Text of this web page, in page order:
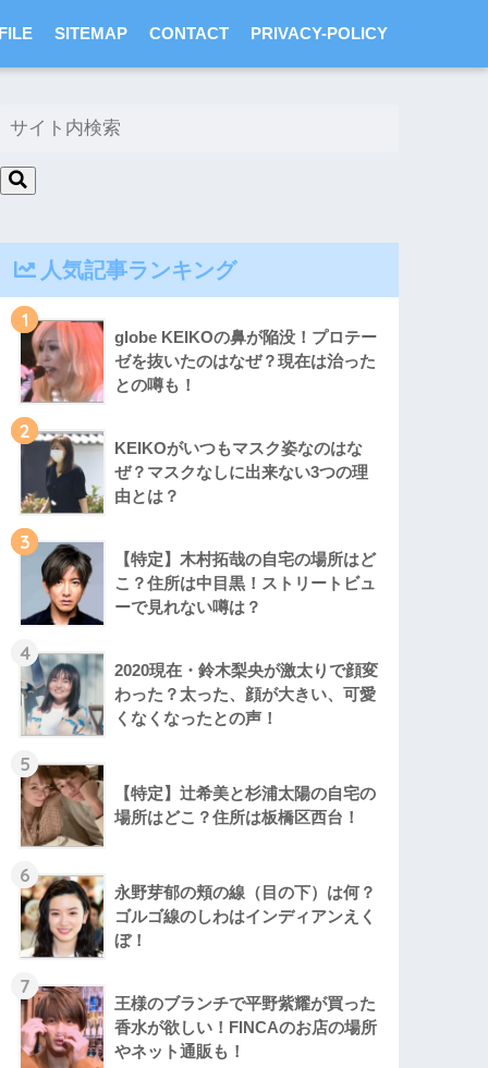
SITEMAP CONTACT PRIVACY-POLICY
人気記事ランキング
1
globe KEIKOの鼻が陥没！プロテー
ゼを抜いたのはなぜ？現在は治った
との噂も！
2
KEIKOがいつもマスク姿なのはな
ぜ？マスクなしに出来ない3つの理
由とは？
3
【特定】木村拓哉の自宅の場所はど
こ？住所は中目黒！ストリートビュ
ーで見れない噂は？
4
2020現在・鈴木梨央が激太りで顔変
わった？太った、顔が大きい、可愛
くなくなったとの声！
5
【特定】辻希美と杉浦太陽の自宅の
場所はどこ？住所は板橋区西台！
6
永野芽郁の頬の線（目の下）は何？
ゴルゴ線のしわはインディアンえく
ぼ！
7
王様のブランチで平野紫耀が買った
香水が欲しい！FINCAのお店の場所
やネット通販も！